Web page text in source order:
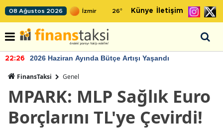
08 Ağustos 2026 26° Künye İletişim
22:26 2026 Haziran Ayında Bütçe Artışı Yaşandı
FinansTaksi Genel
MPARK: MLP Sağlık Euro
Borçlarını TL'ye Çevirdi!